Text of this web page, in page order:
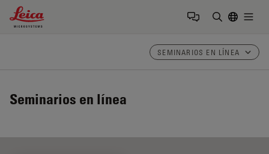
Leica Microsystems Logo
SEMINARIOS EN LÍNEA
Seminarios en línea